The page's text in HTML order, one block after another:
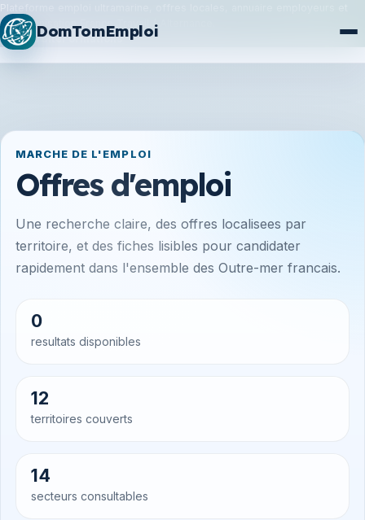
Plateforme emploi ultramarine, offres locales, annuaire employeurs et
synchronisation France Travail / Alternance.
Plan du siteFormations
DomTomEmploi
MARCHE DE L'EMPLOI
Offres d'emploi
Une recherche claire, des offres localisees par
territoire, et des fiches lisibles pour candidater
rapidement dans l'ensemble des Outre-mer francais.
0
resultats disponibles
12
territoires couverts
14
secteurs consultables